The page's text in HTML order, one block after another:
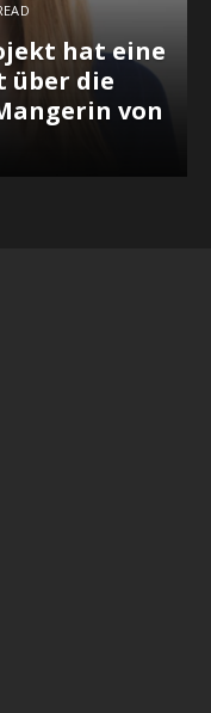
hat eine
über die
von